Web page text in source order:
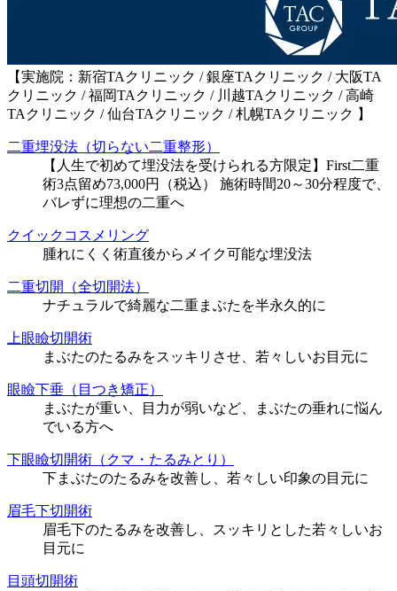
【実施院：新宿TAクリニック / 銀座TAクリニック / 大阪TA
クリニック / 福岡TAクリニック / 川越TAクリニック / 高崎
TAクリニック / 仙台TAクリニック / 札幌TAクリニック 】
二重埋没法（切らない二重整形）
【人生で初めて埋没法を受けられる方限定】First二重
術3点留め73,000円（税込） 施術時間20～30分程度で、
バレずに理想の二重へ
クイックコスメリング
腫れにくく術直後からメイク可能な埋没法
二重切開（全切開法）
ナチュラルで綺麗な二重まぶたを半永久的に
上眼瞼切開術
まぶたのたるみをスッキリさせ、若々しいお目元に
眼瞼下垂（目つき矯正）
まぶたが重い、目力が弱いなど、まぶたの垂れに悩ん
でいる方へ
下眼瞼切開術（クマ・たるみとり）
下まぶたのたるみを改善し、若々しい印象の目元に
眉毛下切開術
眉毛下のたるみを改善し、スッキリとした若々しいお
目元に
目頭切開術